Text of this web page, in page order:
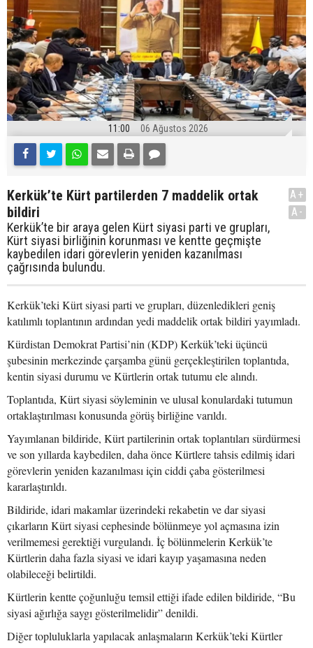
11:00 06 Ağustos 2026
Kerkük’te Kürt partilerden 7 maddelik ortak
bildiri
Kerkük’te bir araya gelen Kürt siyasi parti ve grupları,
Kürt siyasi birliğinin korunması ve kentte geçmişte
kaybedilen idari görevlerin yeniden kazanılması
çağrısında bulundu.
A+
A-
Kerkük’teki Kürt siyasi parti ve grupları, düzenledikleri geniş
katılımlı toplantının ardından yedi maddelik ortak bildiri yayımladı.
Kürdistan Demokrat Partisi’nin (KDP) Kerkük’teki üçüncü
şubesinin merkezinde çarşamba günü gerçekleştirilen toplantıda,
kentin siyasi durumu ve Kürtlerin ortak tutumu ele alındı.
Toplantıda, Kürt siyasi söyleminin ve ulusal konulardaki tutumun
ortaklaştırılması konusunda görüş birliğine varıldı.
Yayımlanan bildiride, Kürt partilerinin ortak toplantıları sürdürmesi
ve son yıllarda kaybedilen, daha önce Kürtlere tahsis edilmiş idari
görevlerin yeniden kazanılması için ciddi çaba gösterilmesi
kararlaştırıldı.
Bildiride, idari makamlar üzerindeki rekabetin ve dar siyasi
çıkarların Kürt siyasi cephesinde bölünmeye yol açmasına izin
verilmemesi gerektiği vurgulandı. İç bölünmelerin Kerkük’te
Kürtlerin daha fazla siyasi ve idari kayıp yaşamasına neden
olabileceği belirtildi.
Kürtlerin kentte çoğunluğu temsil ettiği ifade edilen bildiride, “Bu
siyasi ağırlığa saygı gösterilmelidir” denildi.
Diğer topluluklarla yapılacak anlaşmaların Kerkük’teki Kürtler